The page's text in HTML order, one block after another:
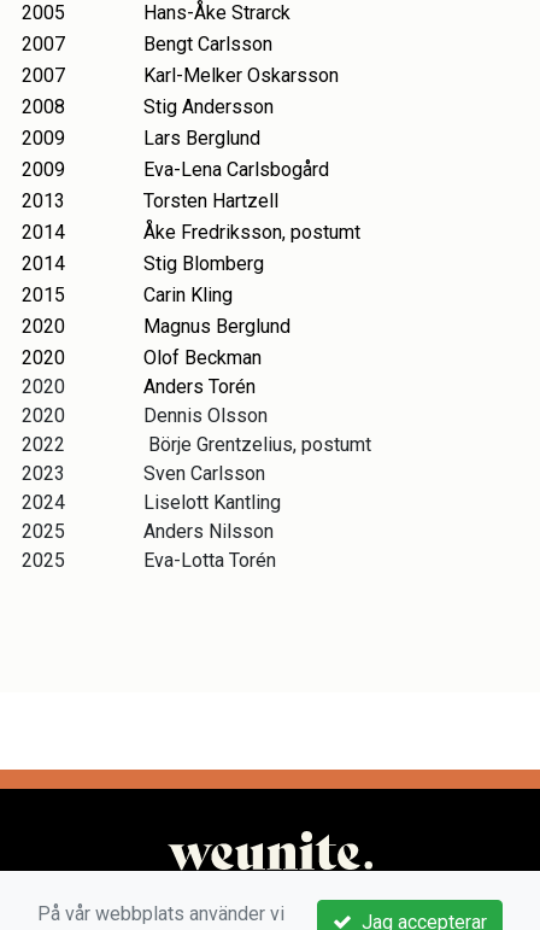
2005
Hans-Åke Strarck
2007
Bengt Carlsson
2007
Karl-Melker Oskarsson
2008
Stig Andersson
2009
Lars Berglund
2009
Eva-Lena Carlsbogård
2013
Torsten Hartzell
2014
Åke Fredriksson, postumt
2014
Stig Blomberg
2015
Carin Kling
2020
Magnus Berglund
2020
2020
2020
2022
2023
2024
2025
2025
Olof Beckman
Anders Torén
Dennis Olsson
Börje Grentzelius, postumt
Sven Carlsson
Liselott Kantling
Anders Nilsson
Eva-Lotta Torén
Jag accepterar
På vår webbplats använder vi